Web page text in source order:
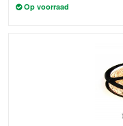
Op voorraad